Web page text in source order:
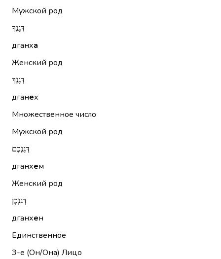
Мужской род
דְּגָנְךָ
дганха
Женский род
דְּגָנֵךְ
дганех
Множественное число
Мужской род
דְּגַנְכֶם
дганхем
Женский род
דְּגַנְכֶן
дганхен
Единственное
3-е (Он/Она) Лицо